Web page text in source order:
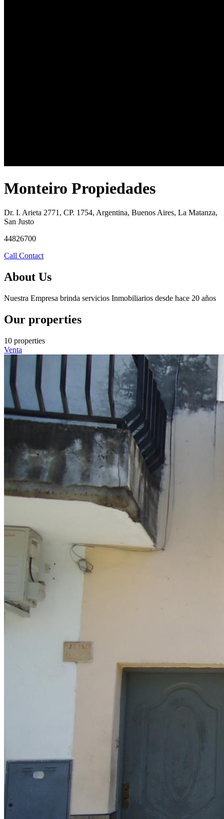
Monteiro Propiedades
Dr. I. Arieta 2771, CP. 1754, Argentina, Buenos Aires, La Matanza,
San Justo
44826700
Call Contact
About Us
Nuestra Empresa brinda servicios Inmobiliarios desde hace 20 años
Our properties
10 properties
Venta